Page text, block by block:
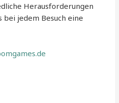
Herausforderungen
bei jedem Besuch eine